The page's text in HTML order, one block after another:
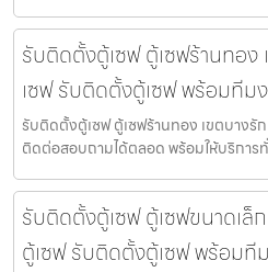
รับติดตั้งตู้เซฟ ตู้เซฟร้านทอง
เซฟ รับติดตั้งตู้เซฟ พร้อมทีม
รับติดตั้งตู้เซฟ ตู้เซฟร้านทอง เขตบางรั
ติดต่อสอบถามได้ตลอด พร้อมให้บริการ
รับติดตั้งตู้เซฟ ตู้เซฟขนาดเล็
ตู้เซฟ รับติดตั้งตู้เซฟ พร้อมที